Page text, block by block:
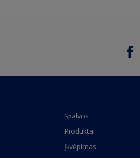
Spalvos
Produktai
Įkvėpimas